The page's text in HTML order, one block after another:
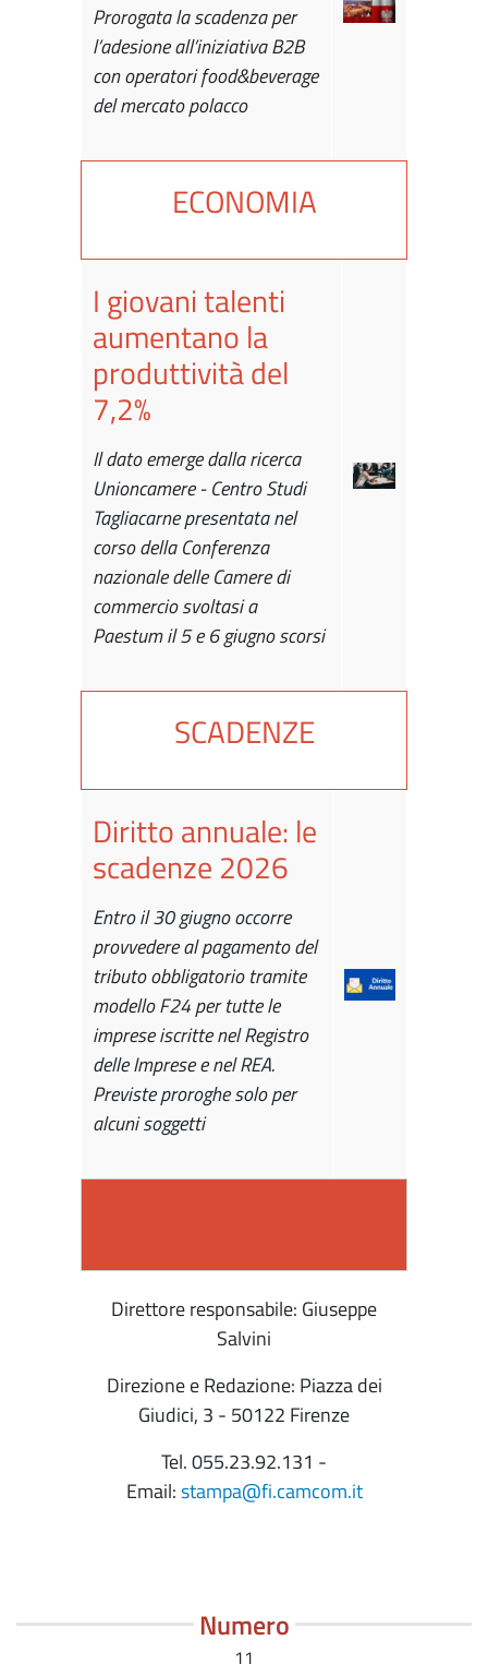
Prorogata la scadenza per
l’adesione all’iniziativa B2B
con operatori food&beverage
del mercato polacco
ECONOMIA
I giovani talenti
aumentano la
produttività del
7,2%
Il dato emerge dalla ricerca
Unioncamere - Centro Studi
Tagliacarne presentata nel
corso della Conferenza
nazionale delle Camere di
commercio svoltasi a
Paestum il 5 e 6 giugno scorsi
SCADENZE
Diritto annuale: le
scadenze 2026
Entro il 30 giugno occorre
provvedere al pagamento del
tributo obbligatorio tramite
modello F24 per tutte le
imprese iscritte nel Registro
delle Imprese e nel REA.
Previste proroghe solo per
alcuni soggetti
Direttore responsabile: Giuseppe
Salvini
Direzione e Redazione: Piazza dei
Giudici, 3 - 50122 Firenze
Tel. 055.23.92.131 -
Email:stampa@fi.camcom.it
Numero
11